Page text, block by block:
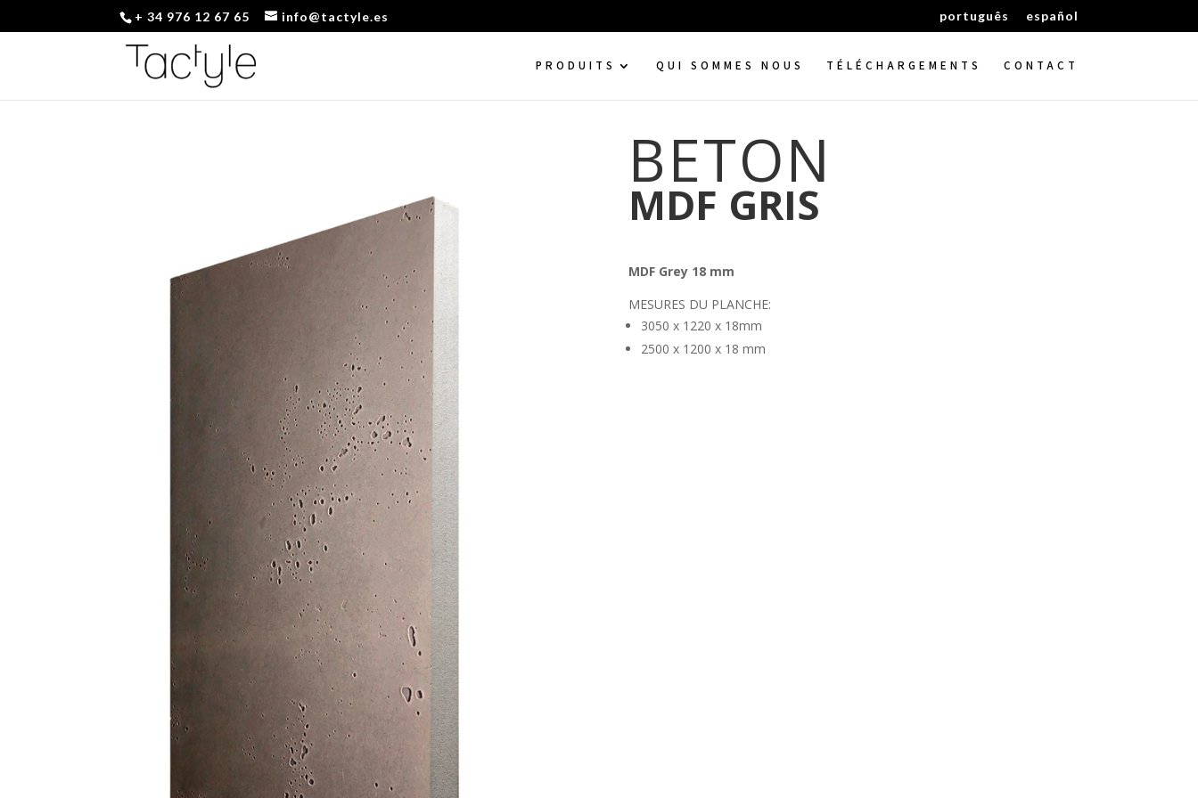
+ 34 976 12 67 65 info@tactyle.es português español
PRODUITS QUI SOMMES NOUS TÉLÉCHARGEMENTS CONTACT
BETON
MDF GRIS
MDF Grey 18 mm
MESURES DU PLANCHE:
3050 x 1220 x 18mm
2500 x 1200 x 18 mm